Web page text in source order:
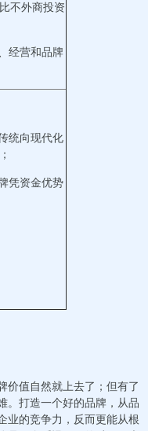
不外商投资
经营和品牌
统向现代化
凭资金优势
价值自然就上去了；但有了
。打造一个好的品牌，从品
业的竞争力，反而更能从根